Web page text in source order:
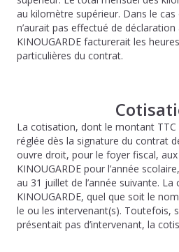
au kilomètre supérieur. Dans le
n’aurait pas effectué de déclaration
KINOUGARDE facturerait les
particulières du contrat.
La cotisation, dont le montant
réglée dès la signature du contrat
ouvre droit, pour le foyer fiscal, aux
KINOUGARDE pour l’année
au 31 juillet de l’année suivante.
KINOUGARDE, quel que soit le
le ou les intervenant(s). Toutefois,
présentait pas d’intervenant, la